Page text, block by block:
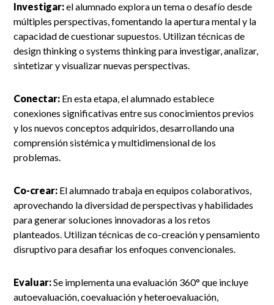
Investigar:el alumnado explora un tema o desafío desde
múltiples perspectivas, fomentando la apertura mental y la
capacidad de cuestionar supuestos. Utilizan técnicas de
design thinking o systems thinking para investigar, analizar,
sintetizar y visualizar nuevas perspectivas.
Conectar: En esta etapa, el alumnado establece
conexiones significativas entre sus conocimientos previos
y los nuevos conceptos adquiridos, desarrollando una
comprensión sistémica y multidimensional de los
problemas.
Co-crear: El alumnado trabaja en equipos colaborativos,
aprovechando la diversidad de perspectivas y habilidades
para generar soluciones innovadoras a los retos
planteados. Utilizan técnicas de co-creación y pensamiento
disruptivo para desafiar los enfoques convencionales.
Evaluar:Se implementa una evaluación 360° que incluye
autoevaluación, coevaluación y heteroevaluación,